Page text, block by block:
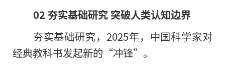
02 夯实基础研究 突破人类认知边界
夯实基础研究，2025年，中国科学家对
经典教科书发起新的“冲锋”。